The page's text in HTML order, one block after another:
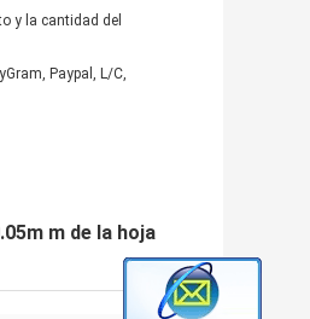
y la cantidad del
Paypal, L/C,
m de la hoja